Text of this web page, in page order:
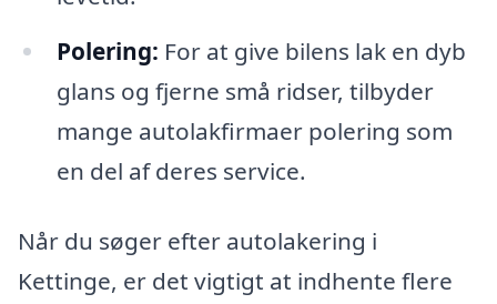
Polering: For at give bilens lak en dyb
glans og fjerne små ridser, tilbyder
mange autolakfirmaer polering som
en del af deres service.
Når du søger efter autolakering i
Kettinge, er det vigtigt at indhente flere